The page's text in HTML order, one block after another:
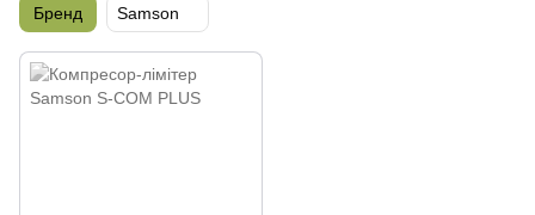
Бренд Samson